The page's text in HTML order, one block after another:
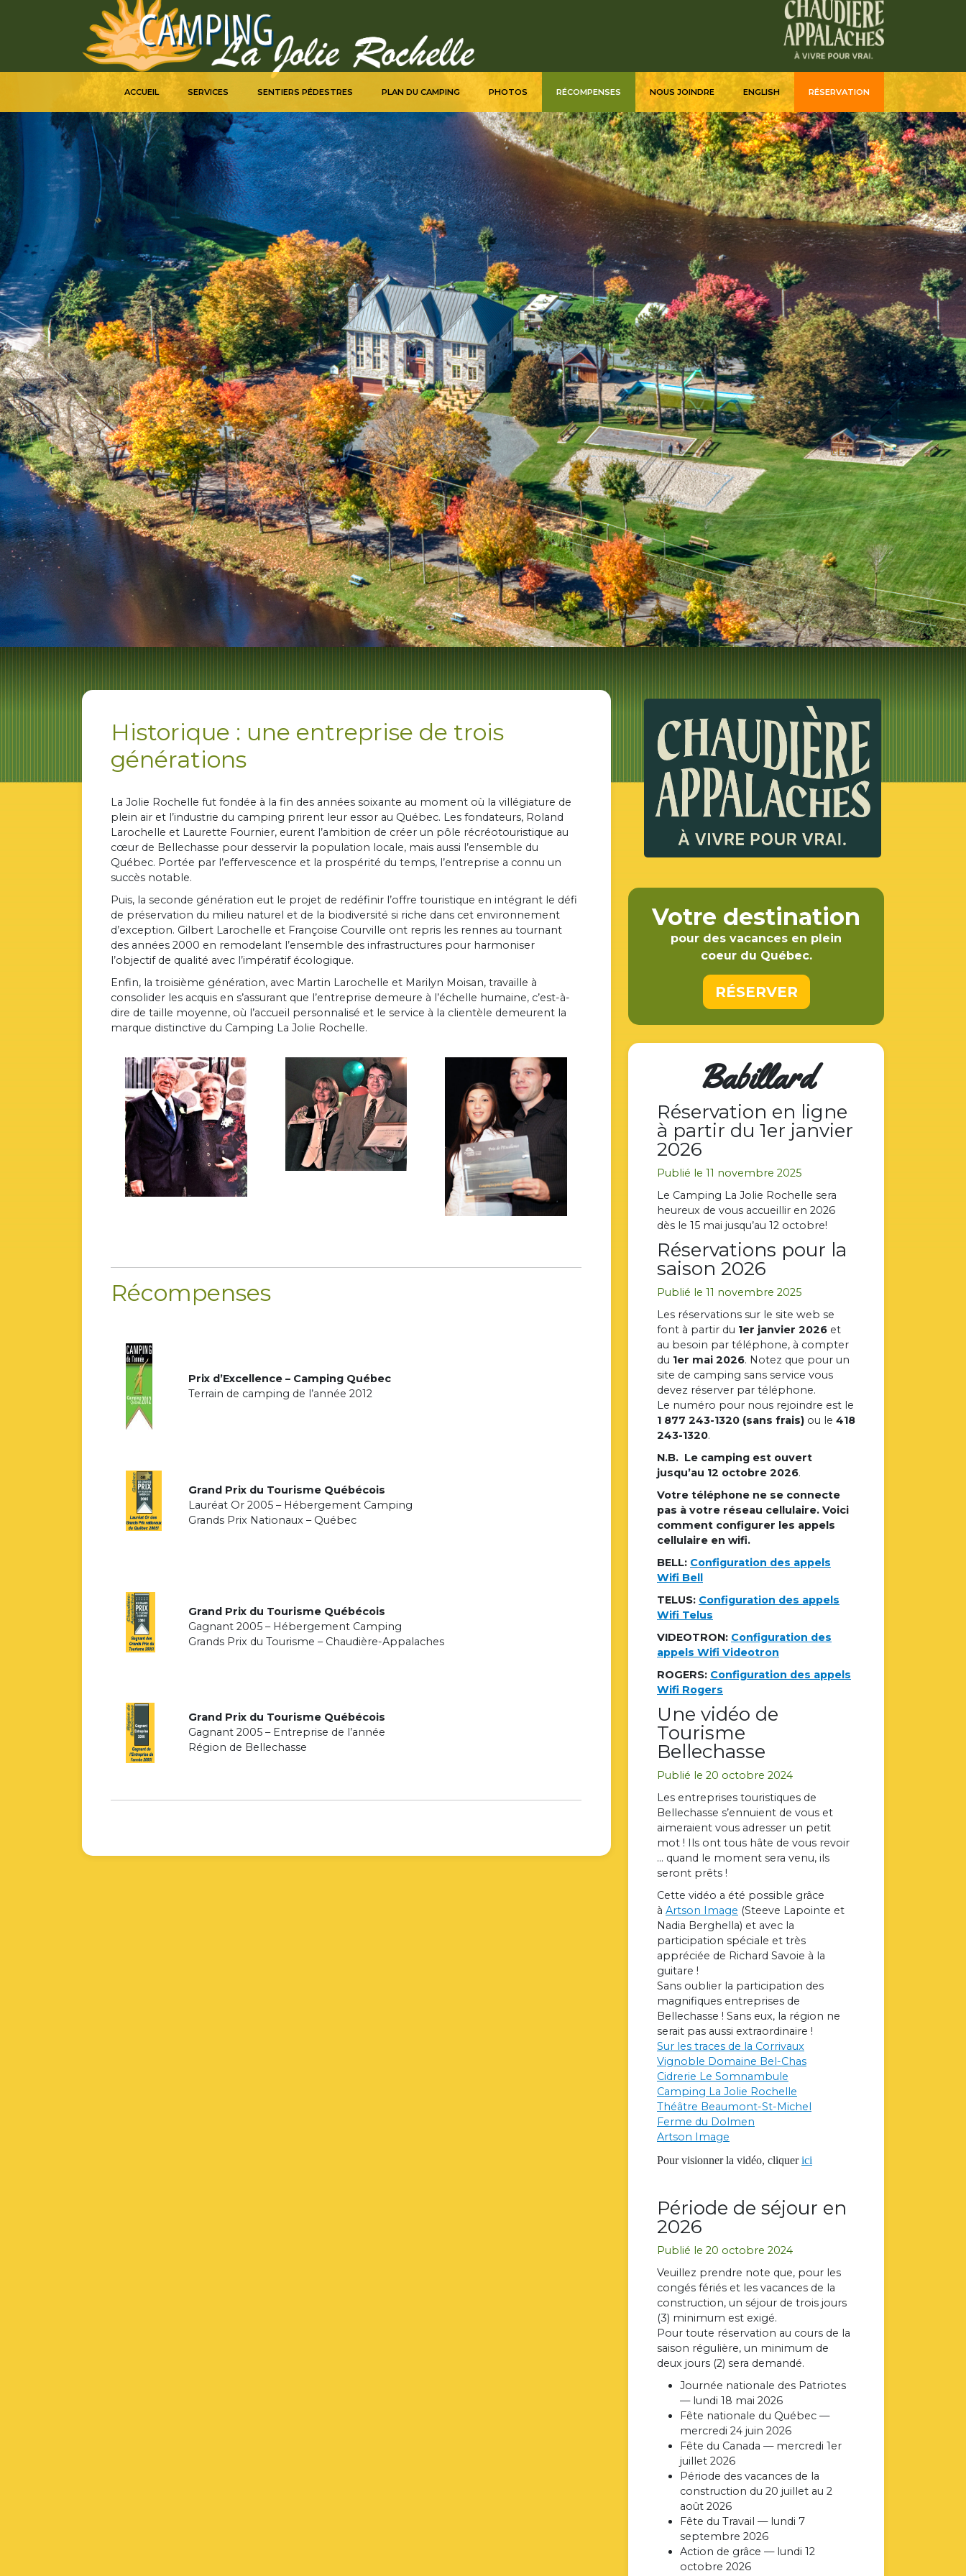
ACCUEIL SERVICES SENTIERS PÉDESTRES PLAN DU CAMPING PHOTOS RÉCOMPENSES NOUS JOINDRE ENGLISH RÉSERVATION
Historique : une entreprise de trois
générations
La Jolie Rochelle fut fondée à la fin des années soixante au moment où la villégiature de
plein air et l’industrie du camping prirent leur essor au Québec. Les fondateurs, Roland
Larochelle et Laurette Fournier, eurent l’ambition de créer un pôle récréotouristique au
cœur de Bellechasse pour desservir la population locale, mais aussi l’ensemble du
Québec. Portée par l’effervescence et la prospérité du temps, l’entreprise a connu un
succès notable.
Puis, la seconde génération eut le projet de redéfinir l’offre touristique en intégrant le défi
de préservation du milieu naturel et de la biodiversité si riche dans cet environnement
d’exception. Gilbert Larochelle et Françoise Courville ont repris les rennes au tournant
des années 2000 en remodelant l’ensemble des infrastructures pour harmoniser
l’objectif de qualité avec l’impératif écologique.
Enfin, la troisième génération, avec Martin Larochelle et Marilyn Moisan, travaille à
consolider les acquis en s’assurant que l’entreprise demeure à l’échelle humaine, c’est-à-
dire de taille moyenne, où l’accueil personnalisé et le service à la clientèle demeurent la
marque distinctive du Camping La Jolie Rochelle.
Récompenses
Prix d’Excellence – Camping Québec
Terrain de camping de l’année 2012
Grand Prix du Tourisme Québécois
Lauréat Or 2005 – Hébergement Camping
Grands Prix Nationaux – Québec
Grand Prix du Tourisme Québécois
Gagnant 2005 – Hébergement Camping
Grands Prix du Tourisme – Chaudière-Appalaches
Grand Prix du Tourisme Québécois
Gagnant 2005 – Entreprise de l’année
Région de Bellechasse
Votre destination
pour des vacances en plein
coeur du Québec.
RÉSERVER
Babillard
Réservation en ligne
à partir du 1er janvier
2026
Publié le 11 novembre 2025
Le Camping La Jolie Rochelle sera
heureux de vous accueillir en 2026
dès le 15 mai jusqu’au 12 octobre!
Réservations pour la
saison 2026
Publié le 11 novembre 2025
Les réservations sur le site web se
font à partir du 1er janvier 2026 et
au besoin par téléphone, à compter
du 1er mai 2026. Notez que pour un
site de camping sans service vous
devez réserver par téléphone.
Le numéro pour nous rejoindre est le
1 877 243-1320 (sans frais) ou le 418
243-1320.
N.B. Le camping est ouvert
jusqu’au 12 octobre 2026.
Votre téléphone ne se connecte
pas à votre réseau cellulaire. Voici
comment configurer les appels
cellulaire en wifi.
BELL: Configuration des appels
Wifi Bell
TELUS: Configuration des appels
Wifi Telus
VIDEOTRON: Configuration des
appels Wifi Videotron
ROGERS: Configuration des appels
Wifi Rogers
Une vidéo de
Tourisme
Bellechasse
Publié le 20 octobre 2024
Les entreprises touristiques de
Bellechasse s’ennuient de vous et
aimeraient vous adresser un petit
mot ! Ils ont tous hâte de vous revoir
… quand le moment sera venu, ils
seront prêts !
Cette vidéo a été possible grâce
à Artson Image (Steeve Lapointe et
Nadia Berghella) et avec la
participation spéciale et très
appréciée de Richard Savoie à la
guitare !
Sans oublier la participation des
magnifiques entreprises de
Bellechasse ! Sans eux, la région ne
serait pas aussi extraordinaire !
Sur les traces de la Corrivaux
Vignoble Domaine Bel-Chas
Cidrerie Le Somnambule
Camping La Jolie Rochelle
Théâtre Beaumont-St-Michel
Ferme du Dolmen
Artson Image
Pour visionner la vidéo, cliquerici
Période de séjour en
2026
Publié le 20 octobre 2024
Veuillez prendre note que, pour les
congés fériés et les vacances de la
construction, un séjour de trois jours
(3) minimum est exigé.
Pour toute réservation au cours de la
saison régulière, un minimum de
deux jours (2) sera demandé.
Journée nationale des Patriotes
— lundi 18 mai 2026
Fête nationale du Québec —
mercredi 24 juin 2026
Fête du Canada — mercredi 1er
juillet 2026
Période des vacances de la
construction du 20 juillet au 2
août 2026
Fête du Travail — lundi 7
septembre 2026
Action de grâce — lundi 12
octobre 2026